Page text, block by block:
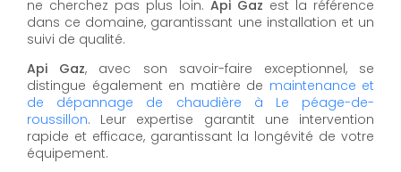
ne cherchez pas plus loin. Api Gaz est la référence
dans ce domaine, garantissant une installation et un
suivi de qualité.
Api Gaz, avec son savoir-faire exceptionnel, se
distingue également en matière de maintenance et
de dépannage de chaudière à Le péage-de-
roussillon. Leur expertise garantit une intervention
rapide et efficace, garantissant la longévité de votre
équipement.